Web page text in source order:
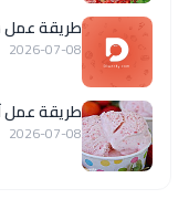
طريقة عمل
2026-07-08
طريقة عمل
2026-07-08